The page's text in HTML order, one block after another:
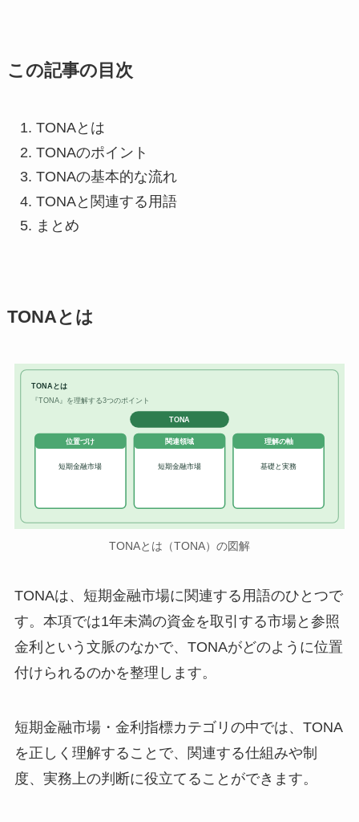
この記事の目次
TONAとは
TONAのポイント
TONAの基本的な流れ
TONAと関連する用語
まとめ
TONAとは
TONAとは
『TONA』を理解する3つのポイント
TONA
位置づけ
短期金融市場
関連領域
短期金融市場
理解の軸
基礎と実務
TONAとは（TONA）の図解
TONAは、短期金融市場に関連する用語のひとつで
す。本項では1年未満の資金を取引する市場と参照
金利という文脈のなかで、TONAがどのように位置
付けられるのかを整理します。
短期金融市場・金利指標カテゴリの中では、TONA
を正しく理解することで、関連する仕組みや制
度、実務上の判断に役立てることができます。